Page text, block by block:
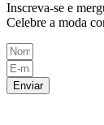
Inscreva-se e
Celebre a moda
Enviar